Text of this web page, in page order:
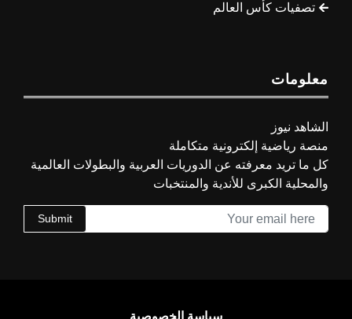
تصفيات كأس العالم
معلومات
الشاهد نيوز
منصة رياضية إلكترونية متكاملة
كل ما تريد معرفته عن الدوريات العربية والبطولات العالمية
والمحلية الكبرى للأندية والمنتخبات
Submit